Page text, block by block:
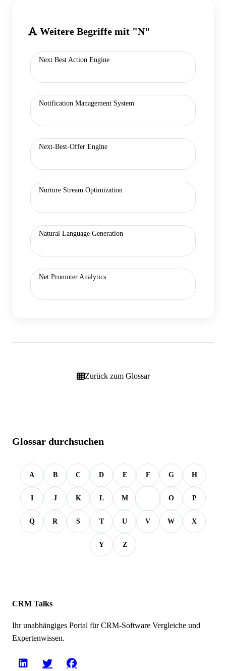
Weitere Begriffe mit "N"
Next Best Action Engine
Notification Management System
Next-Best-Offer Engine
Nurture Stream Optimization
Natural Language Generation
Net Promoter Analytics
Zurück zum Glossar
Glossar durchsuchen
A B C D E F G H
I J K L M O P
Q R S T U V W X
Y Z
CRM Talks
Ihr unabhängiges Portal für CRM-Software Vergleiche und
Expertenwissen.